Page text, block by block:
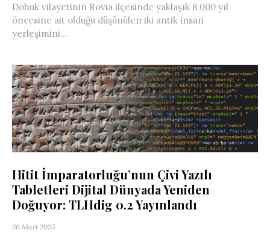
Dohuk vilayetinin Rovia ilçesinde yaklaşık 8.000 yıl
öncesine ait olduğu düşünülen iki antik insan
yerleşimini...
Hitit İmparatorluğu’nun Çivi Yazılı
Tabletleri Dijital Dünyada Yeniden
Doğuyor: TLHdig 0.2 Yayınlandı
26 Mart 2025